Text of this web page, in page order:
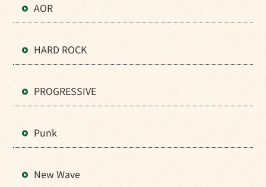
AOR
HARD ROCK
PROGRESSIVE
Punk
New Wave